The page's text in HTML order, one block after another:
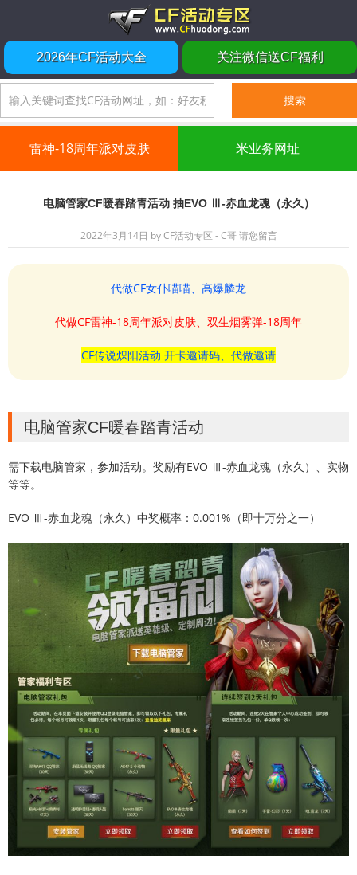
2026年CF活动大全 关注微信送CF福利
雷神-18周年派对皮肤 米业务网址
电脑管家CF暖春踏青活动 抽EVO Ⅲ-赤血龙魂（永久）
2022年3月14日 byCF活动专区 - C哥 请您留言
代做CF女仆喵喵、高爆麟龙
代做CF雷神-18周年派对皮肤、双生烟雾弹-18周年
CF传说炽阳活动 开卡邀请码、代做邀请
电脑管家CF暖春踏青活动
需下载电脑管家，参加活动。奖励有EVO Ⅲ-赤血龙魂（永久）、实物
等等。
EVO Ⅲ-赤血龙魂（永久）中奖概率：0.001%（即十万分之一）